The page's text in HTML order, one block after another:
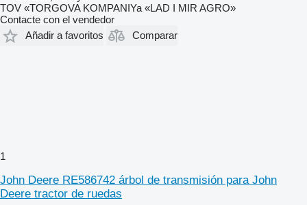
TOV «TORGOVA KOMPANIYa «LAD I MIR AGRO»
Contacte con el vendedor
Añadir a favoritos
Comparar
1
John Deere RE586742 árbol de transmisión para John
Deere tractor de ruedas